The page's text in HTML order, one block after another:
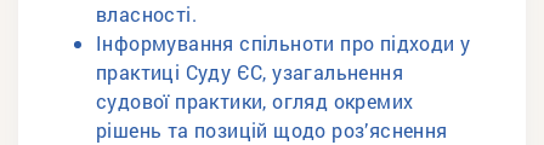
власності.
Інформування спільноти про підходи у
практиці Суду ЄС, узагальнення
судової практики, огляд окремих
рішень та позицій щодо роз’яснення